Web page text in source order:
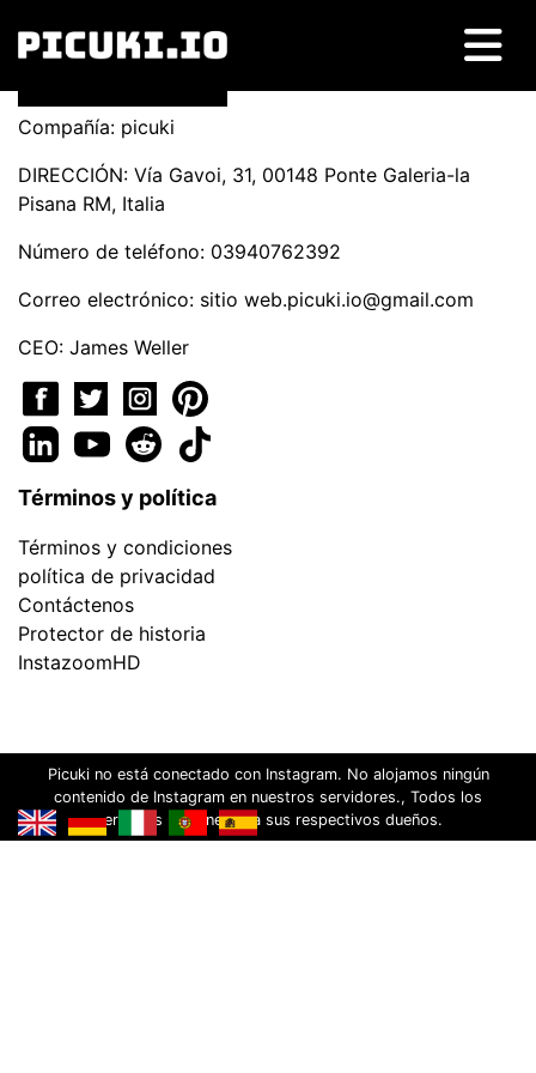
Compañía: picuki
DIRECCIÓN: Vía Gavoi, 31, 00148 Ponte Galeria-la
Pisana RM, Italia
Número de teléfono: 03940762392
Correo electrónico: sitio web.picuki.io@gmail.com
CEO: James Weller
Términos y política
Términos y condiciones
política de privacidad
Contáctenos
Protector de historia
InstazoomHD
Picuki no está conectado con Instagram. No alojamos ningún
contenido de Instagram en nuestros servidores., Todos los
derechos pertenecen a sus respectivos dueños.